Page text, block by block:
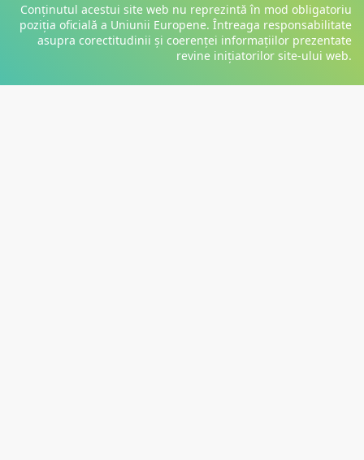
Conținutul acestui site web nu reprezintă în mod obligatoriu
poziția oficială a Uniunii Europene. Întreaga responsabilitate
asupra corectitudinii și coerenței informațiilor prezentate
revine inițiatorilor site-ului web.